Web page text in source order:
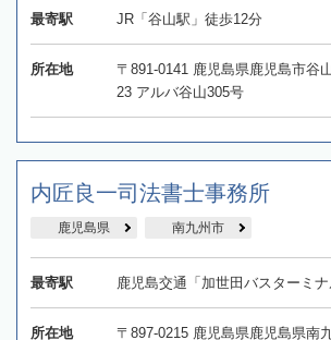
最寄駅 JR「谷山駅」徒歩12分
所在地
〒891-0141 鹿児島県鹿児島市谷
23 アルバ谷山305号
内匠良一司法書士事務所
鹿児島県 南九州市
最寄駅 鹿児島交通「加世田バスターミ
所在地
〒897-0215 鹿児島県鹿児島県南